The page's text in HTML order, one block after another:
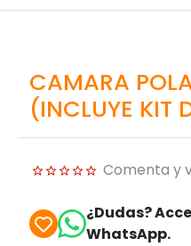
CAMARA
(INCLUYE KIT
Comenta y
¿Dudas?
WhatsApp.